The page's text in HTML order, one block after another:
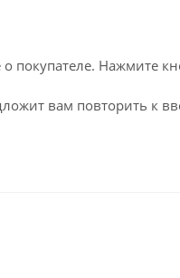
Нажмите
вам повторить к